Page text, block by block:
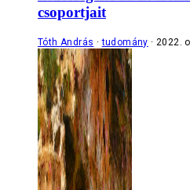
csoportjait
Tóth András tudomány 2022.